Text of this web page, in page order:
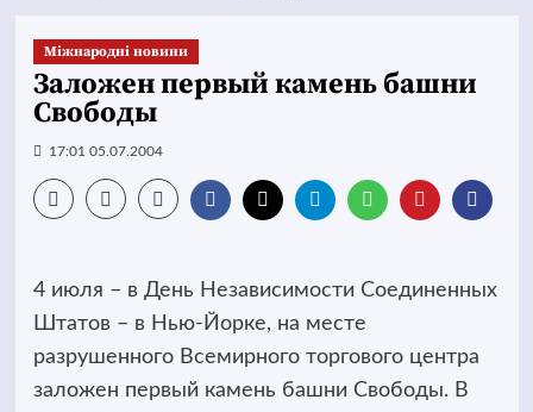
Міжнародні новини
Заложен первый камень башни
Свободы
17:01 05.07.2004
4 июля – в День Независимости Соединенных
Штатов – в Нью-Йорке, на месте
разрушенного Всемирного торгового центра
заложен первый камень башни Свободы. В